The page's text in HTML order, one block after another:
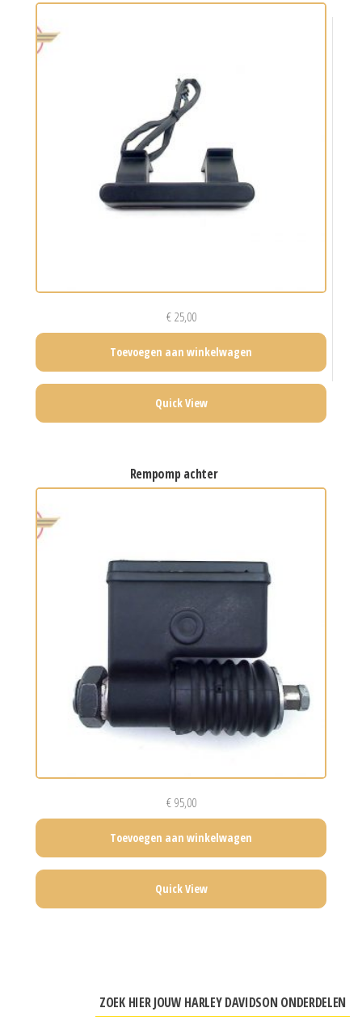
€25,00
Toevoegen aan winkelwagen
Quick View
rempomp achter
€95,00
Toevoegen aan winkelwagen
Quick View
ZOEK HIER JOUW HARLEY DAVIDSON ONDERDELEN